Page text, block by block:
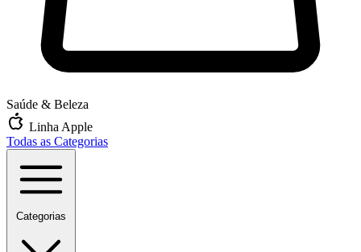
Saúde & Beleza
Linha Apple
Todas as Categorias
Categorias